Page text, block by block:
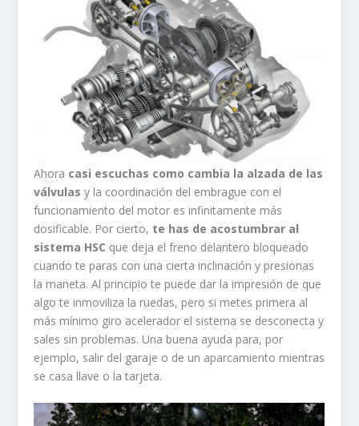
Ahora casi escuchas como cambia la alzada de las
válvulas y la coordinación del embrague con el
funcionamiento del motor es infinitamente más
dosificable. Por cierto, te has de acostumbrar al
sistema HSC que deja el freno delantero bloqueado
cuando te paras con una cierta inclinación y presionas
la maneta. Al principio te puede dar la impresión de que
algo te inmoviliza la ruedas, pero si metes primera al
más mínimo giro acelerador el sistema se desconecta y
sales sin problemas. Una buena ayuda para, por
ejemplo, salir del garaje o de un aparcamiento mientras
se casa llave o la tarjeta.